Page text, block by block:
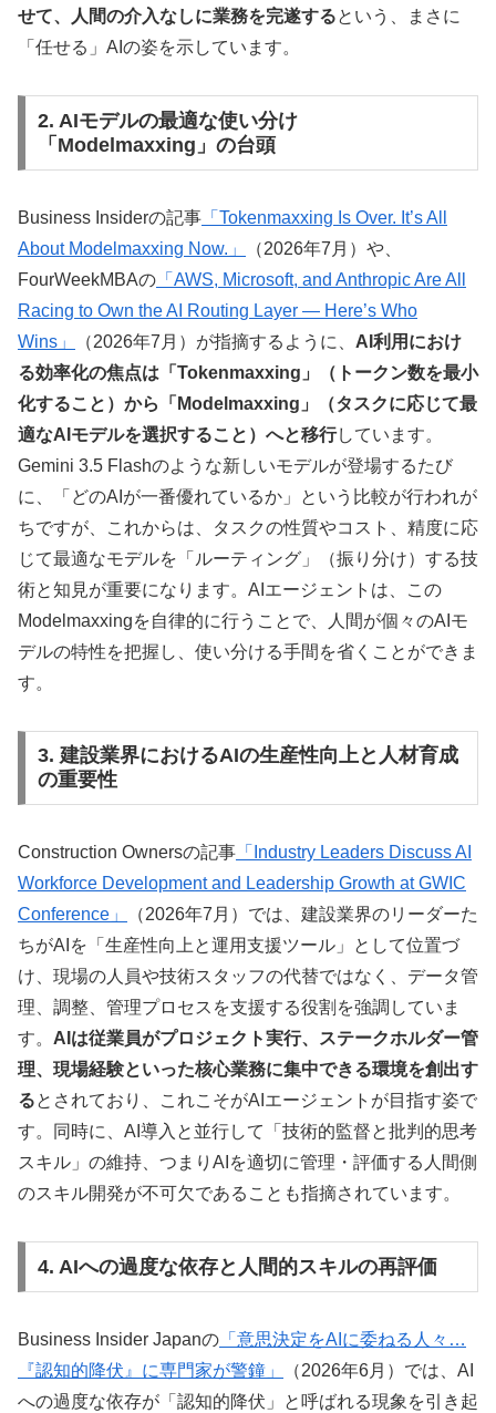
せて、人間の介入なしに業務を完遂するという、まさに
「任せる」AIの姿を示しています。
2. AIモデルの最適な使い分け
「Modelmaxxing」の台頭
Business Insiderの記事 「Tokenmaxxing Is Over. It’s All
About Modelmaxxing Now.」
（2026年7月）や、
FourWeekMBAの 「AWS, Microsoft, and Anthropic Are All
Racing to Own the AI Routing Layer — Here’s Who
Wins」
（2026年7月）が指摘するように、 AI利用におけ
る効率化の焦点は「Tokenmaxxing」（トークン数を最小
化すること）から「Modelmaxxing」（タスクに応じて最
適なAIモデルを選択すること）へと移行しています。
Gemini 3.5 Flashのような新しいモデルが登場するたび
に、「どのAIが一番優れているか」という比較が行われが
ちですが、これからは、タスクの性質やコスト、精度に応
じて最適なモデルを「ルーティング」（振り分け）する技
術と知見が重要になります。AIエージェントは、この
Modelmaxxingを自律的に行うことで、人間が個々のAIモ
デルの特性を把握し、使い分ける手間を省くことができま
す。
3. 建設業界におけるAIの生産性向上と人材育成
の重要性
Construction Ownersの記事 「Industry Leaders Discuss AI
Workforce Development and Leadership Growth at GWIC
Conference」
（2026年7月）では、建設業界のリーダーた
ちがAIを「生産性向上と運用支援ツール」として位置づ
け、現場の人員や技術スタッフの代替ではなく、データ管
理、調整、管理プロセスを支援する役割を強調していま
す。 AIは従業員がプロジェクト実行、ステークホルダー管
理、現場経験といった核心業務に集中できる環境を創出す
るとされており、これこそがAIエージェントが目指す姿で
す。同時に、AI導入と並行して「技術的監督と批判的思考
スキル」の維持、つまりAIを適切に管理・評価する人間側
のスキル開発が不可欠であることも指摘されています。
4. AIへの過度な依存と人間的スキルの再評価
Business Insider Japanの 「意思決定をAIに委ねる人々…
『認知的降伏』に専門家が警鐘」
（2026年6月）では、AI
への過度な依存が「認知的降伏」と呼ばれる現象を引き起